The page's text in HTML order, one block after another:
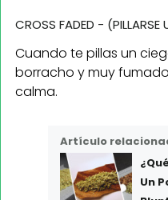
CROSS FADED - (PILLARSE
Cuando te pillas un
borracho y muy
calma.
Artículo
Un